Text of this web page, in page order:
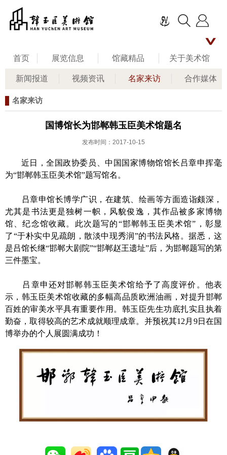
首页 展览信息 馆藏精品 关于美术馆
新闻报道 视频资讯 名家来访 合作媒体
名家评说
公共教育 联系我们 留言板
名家来访
国博馆长为邯郸韩玉臣美术馆题名
发布时间：2017-10-15
近日，全国政协委员、中国国家博物馆馆长吕章申挥毫
为“邯郸韩玉臣美术馆”题写馆名。
吕章申馆长博学广识，在建筑、绘画等方面造诣颇深，
尤其是书法更是独树一帜，风貌俊逸，其作品被多家博物
馆、纪念馆收藏。此次题写的“邯郸韩玉臣美术馆”，彰显
了“于朴实中见疏朗，散淡中现秀润”的书法风格。据悉，这
是吕馆长继“邯郸大剧院”“邯郸赵王遗址”后，为邯郸题写的第
三件墨宝。
吕章申还对邯郸韩玉臣美术馆给予了高度评价。他表
示，韩玉臣美术馆收藏的多幅高品质欧洲油画，对提升邯郸
百姓的审美水平具有重要作用。韩玉臣先生功底扎实且执着
勤奋，取得较高的艺术成就顺理成章。并预祝其12月9日在国
博举办的个人展圆满成功！